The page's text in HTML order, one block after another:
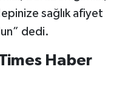
sağlık afiyet
dedi.
Haber